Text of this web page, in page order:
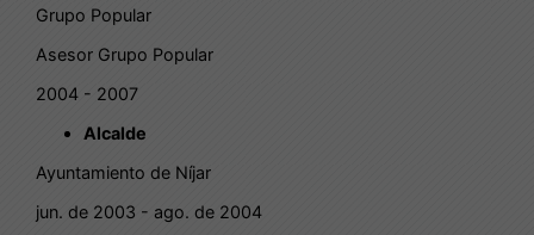
Grupo Popular
Asesor Grupo Popular
2004 - 2007
Alcalde
Ayuntamiento de Níjar
jun. de 2003 - ago. de 2004